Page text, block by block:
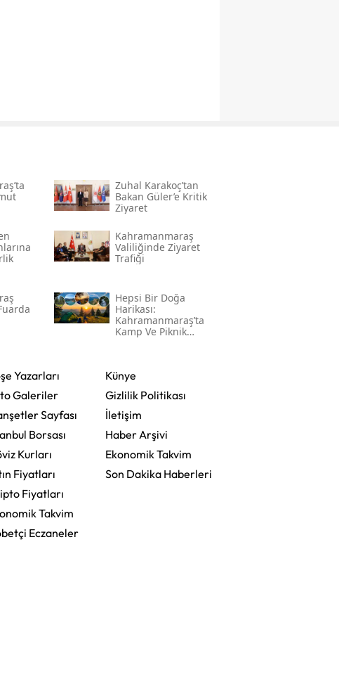
Zuhal Karakoç’tan
Bakan Güler’e Kritik
Ziyaret
Kahramanmaraş
Valiliğinde Ziyaret
Trafiği
Hepsi Bir Doğa
Harikası:
Kahramanmaraş’ta
Kamp Ve Piknik
Yazarları
Galeriler
Sayfası
Borsası
Kurları
Fiyatları
Fiyatları
Takvim
Eczaneler
Künye
Gizlilik Politikası
İletişim
Haber Arşivi
Ekonomik Takvim
Son Dakika Haberleri